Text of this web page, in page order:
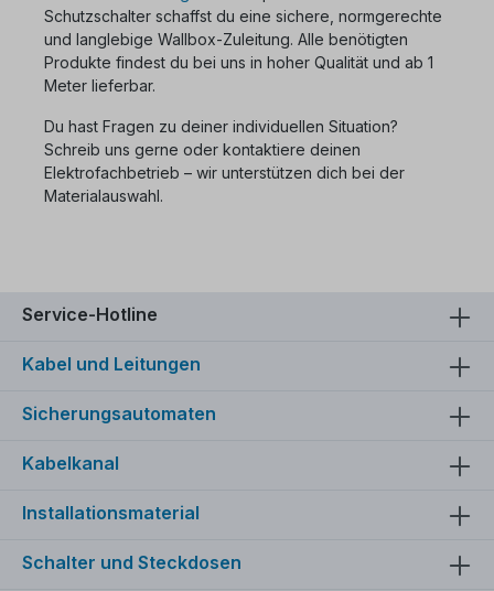
Schutzschalter schaffst du eine sichere, normgerechte
und langlebige Wallbox-Zuleitung. Alle benötigten
Produkte findest du bei uns in hoher Qualität und ab 1
Meter lieferbar.
Du hast Fragen zu deiner individuellen Situation?
Schreib uns gerne oder kontaktiere deinen
Elektrofachbetrieb – wir unterstützen dich bei der
Materialauswahl.
Service-Hotline
Kabel und Leitungen
Sicherungsautomaten
Kabelkanal
Installationsmaterial
Schalter und Steckdosen